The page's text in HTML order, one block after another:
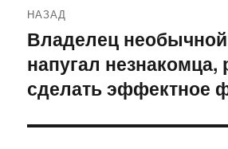
по
записям
НАЗАД
Предыдущая
запись:
Владелец
напугал
сделать эффектное